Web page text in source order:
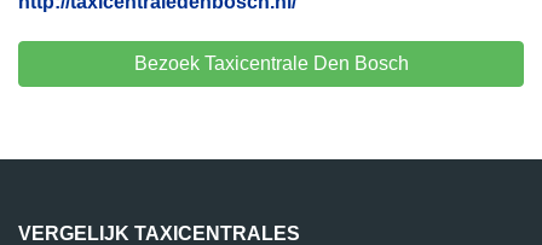
Bezoek Taxicentrale Den Bosch
VERGELIJK TAXICENTRALES